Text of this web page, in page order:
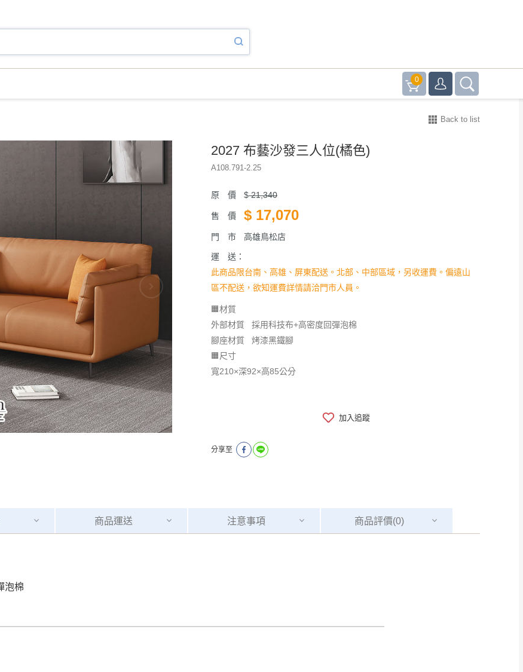
0
Back to list
2027 布藝沙發三人位(橘色)
A108.791-2.25
原 價 $21,340
售 價 $ 17,070
門 市 高雄鳥松店
運 送：
此商品限台南、高雄、屏東配送。北部、中部區域，另收運費。偏遠山
區不配送，欲知運費詳情請洽門市人員。
🟧材質
外部材質 採用科技布+高密度回彈泡棉
腳座材質 烤漆黑鐵腳
🟧尺寸
寬210×深92×高85公分
加入追蹤
分享至
商品運送 注意事項 商品評價(0)
泡棉
運送費用 偏遠地區
法及時更新，如有需要購買商品，請於出發前來電或到「官方Line客服」來信確
與 「金額」。